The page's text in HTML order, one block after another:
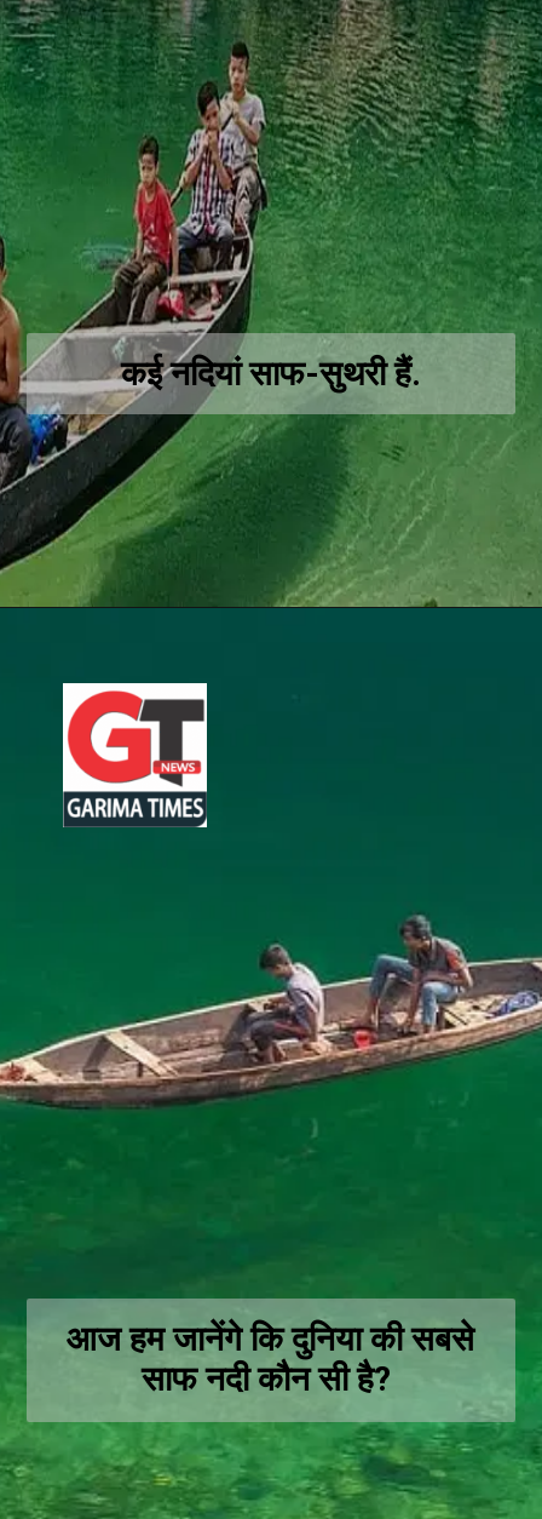
कई नदियां साफ-सुथरी हैं.
आज हम जानेंगे कि दुनिया की सबसे
साफ नदी कौन सी है?